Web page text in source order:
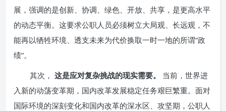
展，强调的是创新、协调、绿色、开放、共享，是更高水平
的动态平衡。这要求公职人员必须树立大局观、长远观，不
能再以牺牲环境、透支未来为代价换取一时一地的所谓“政
绩”。
其次， 这是应对复杂挑战的现实需要。
当前，世界进
入新的动荡变革期，国内改革发展稳定任务艰巨繁重。面对
国际环境的深刻变化和国内改革的深水区、攻坚期，公职人